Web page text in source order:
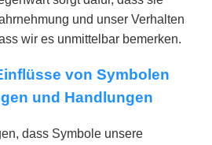
und unser Verhalten
wir es unmittelbar bemerken.
von Symbolen
und Handlungen
dass Symbole unsere